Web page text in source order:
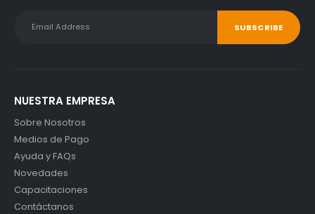
NUESTRA EMPRESA
Sobre Nosotros
Medios de Pago
Ayuda y FAQs
Novedades
Capacitaciones
Contáctanos